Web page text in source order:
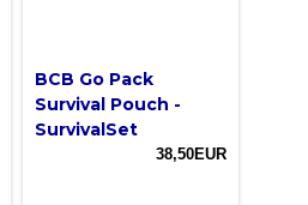
BCB Go Pack
Survival Pouch -
SurvivalSet
38,50EUR